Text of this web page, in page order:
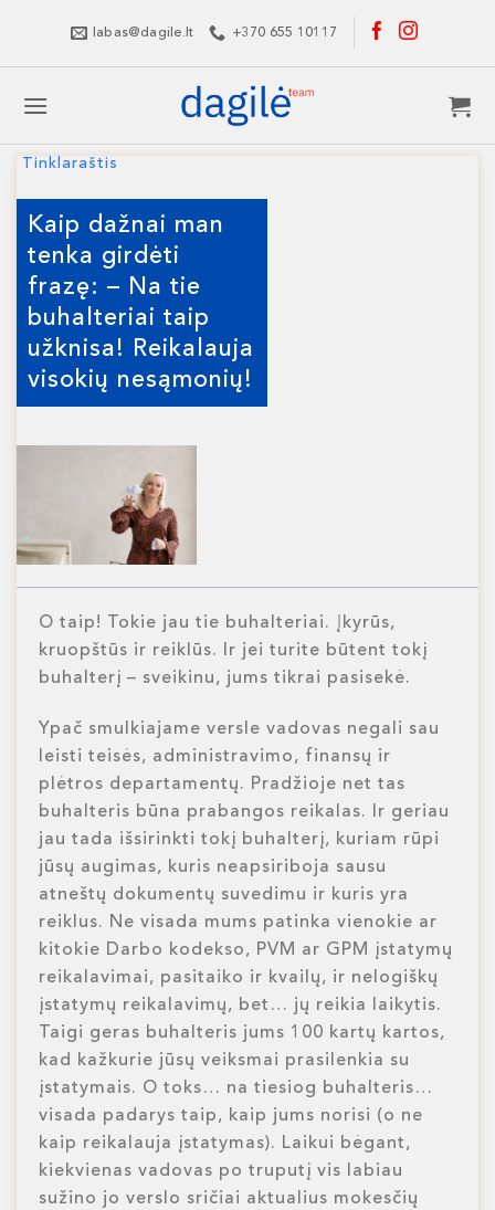
content
labas@dagile.lt +370 655 10117
Tinklaraštis
Kaip dažnai man
tenka girdėti
frazę: – Na tie
buhalteriai taip
užknisa! Reikalauja
visokių nesąmonių!
O taip! Tokie jau tie buhalteriai. Įkyrūs,
kruopštūs ir reiklūs. Ir jei turite būtent tokį
buhalterį – sveikinu, jums tikrai pasisekė.
Ypač smulkiajame versle vadovas negali sau
leisti teisės, administravimo, finansų ir
plėtros departamentų. Pradžioje net tas
buhalteris būna prabangos reikalas. Ir geriau
jau tada išsirinkti tokį buhalterį, kuriam rūpi
jūsų augimas, kuris neapsiriboja sausu
atneštų dokumentų suvedimu ir kuris yra
reiklus. Ne visada mums patinka vienokie ar
kitokie Darbo kodekso, PVM ar GPM įstatymų
reikalavimai, pasitaiko ir kvailų, ir nelogiškų
įstatymų reikalavimų, bet… jų reikia laikytis.
Taigi geras buhalteris jums 100 kartų kartos,
kad kažkurie jūsų veiksmai prasilenkia su
įstatymais. O toks… na tiesiog buhalteris…
visada padarys taip, kaip jums norisi (o ne
kaip reikalauja įstatymas). Laikui bėgant,
kiekvienas vadovas po truputį vis labiau
sužino jo verslo sričiai aktualius mokesčių